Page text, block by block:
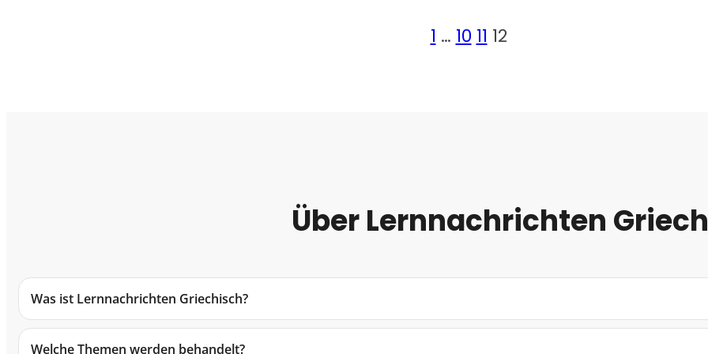
1 … 10 11 12
Über Lernnachrichten
Was ist Lernnachrichten Griechisch?
Welche Themen werden behandelt?